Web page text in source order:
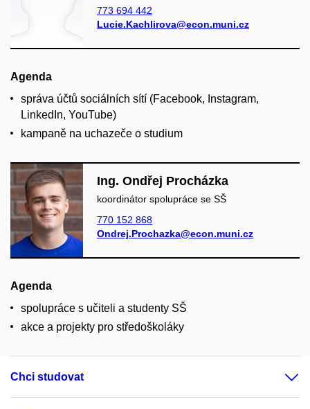
773 694 442
Lucie.Kachlirova@econ.muni.cz
Agenda
správa účtů sociálních sítí (Facebook, Instagram,
LinkedIn, YouTube)
kampaně na uchazeče o studium
Ing. Ondřej Procházka
koordinátor spolupráce se SŠ
770 152 868
Ondrej.Prochazka@econ.muni.cz
Agenda
spolupráce s učiteli a studenty SŠ
akce a projekty pro středoškoláky
Chci studovat